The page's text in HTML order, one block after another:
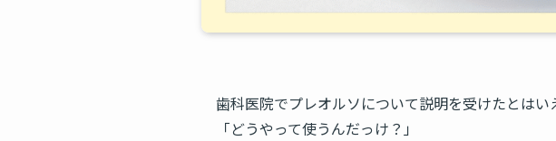
歯科医院でプレオルソについて説明を受けたとはい
「どうやって使うんだっけ？」